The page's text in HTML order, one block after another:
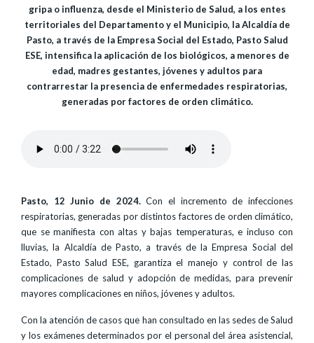
gripa o influenza, desde el Ministerio de Salud, a los entes
territoriales del Departamento y el Municipio, la Alcaldía de
Pasto, a través de la Empresa Social del Estado, Pasto Salud
ESE, intensifica la aplicación de los biológicos, a menores de
edad, madres gestantes, jóvenes y adultos para
contrarrestar la presencia de enfermedades respiratorias,
generadas por factores de orden climático.
Pasto, 12 Junio de 2024.Con el incremento de infecciones
respiratorias, generadas por distintos factores de orden climático,
que se manifiesta con altas y bajas temperaturas, e incluso con
lluvias, la Alcaldía de Pasto, a través de la Empresa Social del
Estado, Pasto Salud ESE, garantiza el manejo y control de las
complicaciones de salud y adopción de medidas, para prevenir
mayores complicaciones en niños, jóvenes y adultos.
Con la atención de casos que han consultado en las sedes de Salud
y los exámenes determinados por el personal del área asistencial,